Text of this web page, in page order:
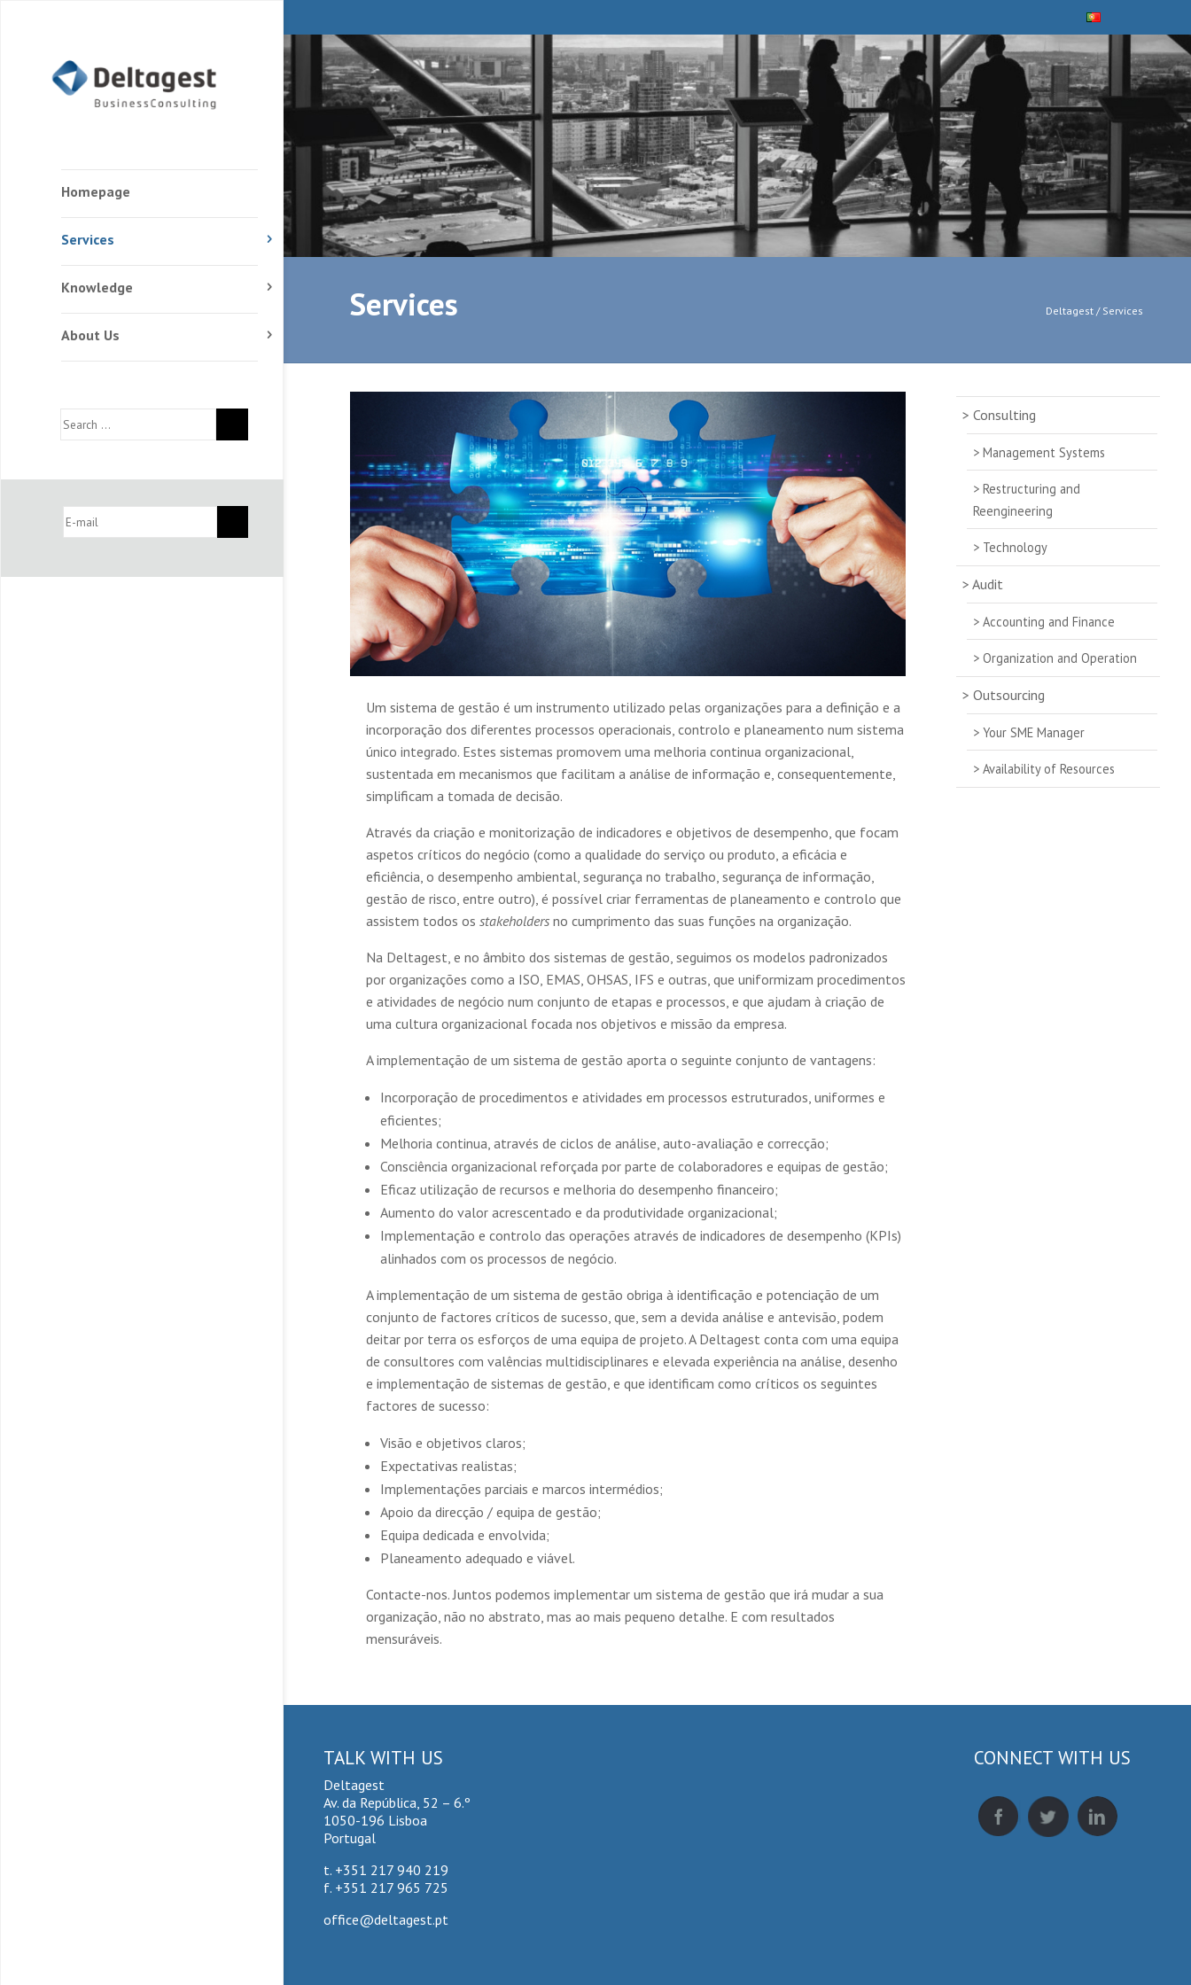
Homepage
Services
Knowledge
About Us
Services Deltagest/ Services
Um sistema de gestão é um instrumento utilizado pelas organizações para a definição e a
incorporação dos diferentes processos operacionais, controlo e planeamento num sistema
único integrado. Estes sistemas promovem uma melhoria continua organizacional,
sustentada em mecanismos que facilitam a análise de informação e, consequentemente,
simplificam a tomada de decisão.
Através da criação e monitorização de indicadores e objetivos de desempenho, que focam
aspetos críticos do negócio (como a qualidade do serviço ou produto, a eficácia e
eficiência, o desempenho ambiental, segurança no trabalho, segurança de informação,
gestão de risco, entre outro), é possível criar ferramentas de planeamento e controlo que
assistem todos osstakeholders no cumprimento das suas funções na organização.
Na Deltagest, e no âmbito dos sistemas de gestão, seguimos os modelos padronizados
por organizações como a ISO, EMAS, OHSAS, IFS e outras, que uniformizam procedimentos
e atividades de negócio num conjunto de etapas e processos, e que ajudam à criação de
uma cultura organizacional focada nos objetivos e missão da empresa.
A implementação de um sistema de gestão aporta o seguinte conjunto de vantagens:
Incorporação de procedimentos e atividades em processos estruturados, uniformes e
eficientes;
Melhoria continua, através de ciclos de análise, auto-avaliação e correcção;
Consciência organizacional reforçada por parte de colaboradores e equipas de gestão;
Eficaz utilização de recursos e melhoria do desempenho financeiro;
Aumento do valor acrescentado e da produtividade organizacional;
Implementação e controlo das operações através de indicadores de desempenho (KPIs)
alinhados com os processos de negócio.
A implementação de um sistema de gestão obriga à identificação e potenciação de um
conjunto de factores críticos de sucesso, que, sem a devida análise e antevisão, podem
deitar por terra os esforços de uma equipa de projeto. A Deltagest conta com uma equipa
de consultores com valências multidisciplinares e elevada experiência na análise, desenho
e implementação de sistemas de gestão, e que identificam como críticos os seguintes
factores de sucesso:
Visão e objetivos claros;
Expectativas realistas;
Implementações parciais e marcos intermédios;
Apoio da direcção / equipa de gestão;
Equipa dedicada e envolvida;
Planeamento adequado e viável.
Contacte-nos. Juntos podemos implementar um sistema de gestão que irá mudar a sua
organização, não no abstrato, mas ao mais pequeno detalhe. E com resultados
mensuráveis.
Consulting
Management Systems
Restructuring and
Reengineering
Technology
Audit
Accounting and Finance
Organization and Operation
Outsourcing
Your SME Manager
Availability of Resources
TALK WITH US
Deltagest
Av. da República, 52 – 6.º
1050-196 Lisboa
Portugal
t. +351 217 940 219
f. +351 217 965 725
office@deltagest.pt
CONNECT WITH US